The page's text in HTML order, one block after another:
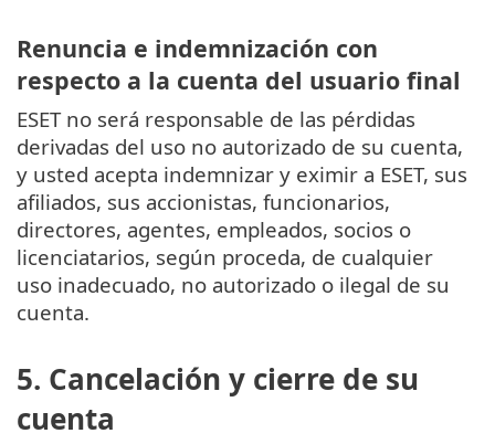
Renuncia e indemnización con
respecto a la cuenta del usuario final
ESET no será responsable de las pérdidas
derivadas del uso no autorizado de su cuenta,
y usted acepta indemnizar y eximir a ESET, sus
afiliados, sus accionistas, funcionarios,
directores, agentes, empleados, socios o
licenciatarios, según proceda, de cualquier
uso inadecuado, no autorizado o ilegal de su
cuenta.
5. Cancelación y cierre de su
cuenta